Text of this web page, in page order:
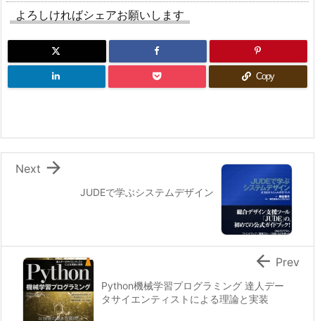
よろしければシェアお願いします
Copy
JUDEで学ぶシステムデザイン

Next
Python機械学習プログラミング 達人デー
タサイエンティストによる理論と実装
 Prev